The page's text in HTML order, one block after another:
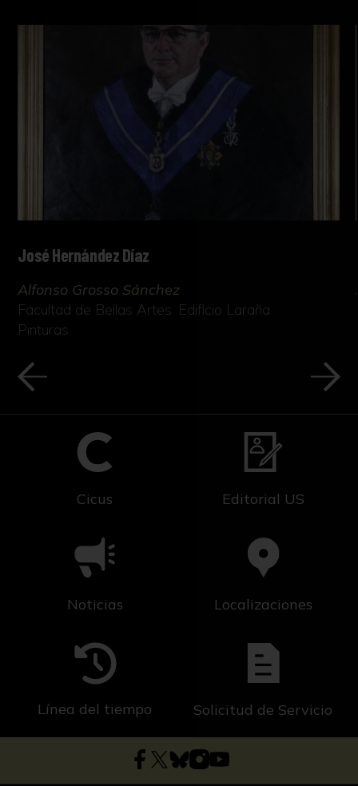
José Hernández Díaz
Alfonso Grosso Sánchez
Facultad de Bellas Artes. Edificio Laraña
Pinturas
Cicus Editorial US
Noticias Localizaciones
Línea del tiempo Solicitud de Servicio